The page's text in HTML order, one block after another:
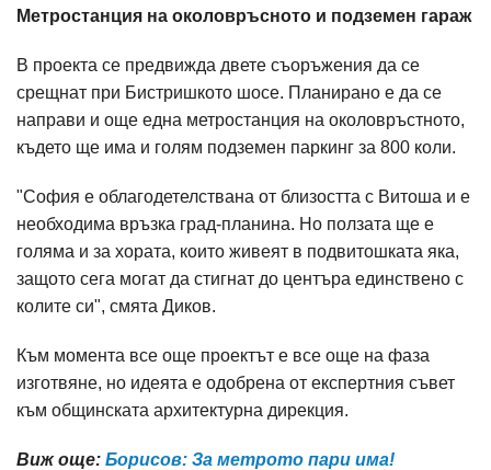
Метростанция на околовръсното и подземен гараж
В проекта се предвижда двете съоръжения да се
срещнат при Бистришкото шосе. Планирано е да се
направи и още една метростанция на околовръстното,
където ще има и голям подземен паркинг за 800 коли.
"София е облагодетелствана от близостта с Витоша и е
необходима връзка град-планина. Но ползата ще е
голяма и за хората, които живеят в подвитошката яка,
защото сега могат да стигнат до центъра единствено с
колите си", смята Диков.
Към момента все още проектът е все още на фаза
изготвяне, но идеята е одобрена от експертния съвет
към общинската архитектурна дирекция.
Виж още: Борисов: За метрото пари има!